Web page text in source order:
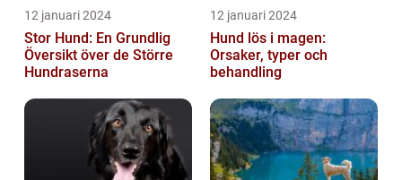
12 januari 2024
Stor Hund: En Grundlig
Översikt över de Större
Hundraserna
12 januari 2024
Hund lös i magen:
Orsaker, typer och
behandling